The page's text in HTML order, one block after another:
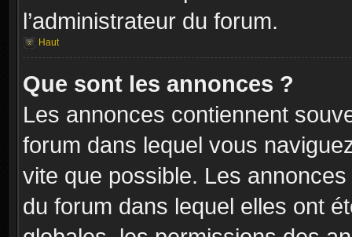
l’administrateur du forum.
Haut
Que sont les annonces ?
Les annonces contiennent
forum dans lequel vous
vite que possible. Les
du forum dans lequel elles ont